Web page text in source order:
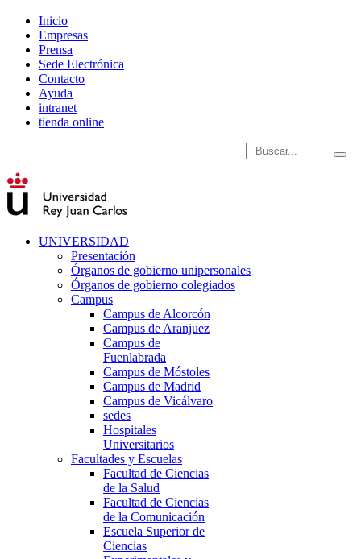
Inicio
Empresas
Prensa
Sede Electrónica
Contacto
Ayuda
intranet
tienda online
Introduce términos de
UNIVERSIDAD
Presentación
Órganos de gobierno unipersonales
Órganos de gobierno colegiados
Campus
Campus de Alcorcón
Campus de Aranjuez
Campus de
Fuenlabrada
Campus de Móstoles
Campus de Madrid
Campus de Vicálvaro
sedes
Hospitales
Universitarios
Facultades y Escuelas
Facultad de Ciencias
de la Salud
Facultad de Ciencias
de la Comunicación
Escuela Superior de
Ciencias